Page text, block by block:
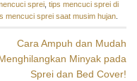
sprei tips mencuci sprei di
mencuci sprei saat musim hujan.
Cara Ampuh dan Mudah
Minyak pada
Sprei dan Bed Cover!